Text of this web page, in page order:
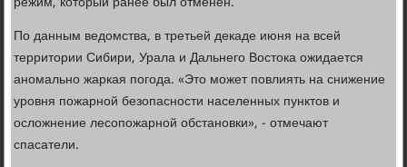
По данным ведомства, в третьей декаде июня на всей
территории Сибири, Урала и Дальнего Востока ожидается
аномально жаркая погода. «Это может повлиять на снижение
уровня пожарной безопасности населенных пунктов и
осложнение лесопожарной обстановки», - отмечают
спасатели.